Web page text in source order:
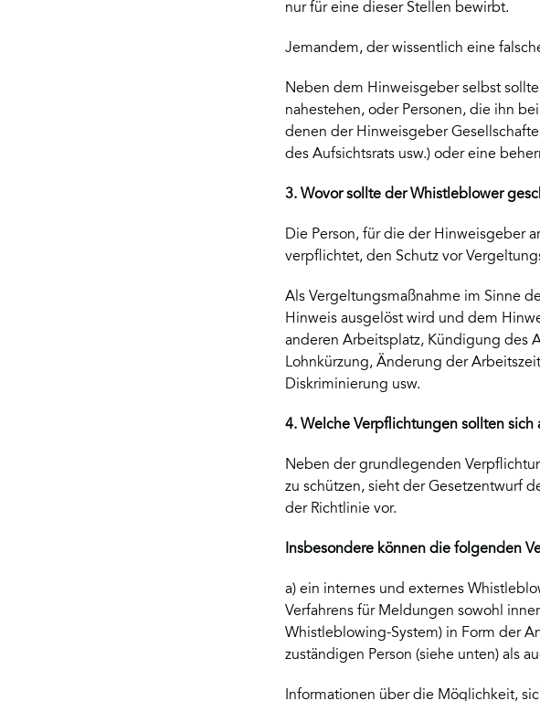
nur für eine dieser Stellen bewirbt.
Jemandem, der wissentlich eine
Neben dem Hinweisgeber selbst
nahestehen, oder Personen, die ihn
denen der Hinweisgeber
des Aufsichtsrats usw.) oder eine
3. Wovor sollte der Whistleblower
Die Person, für die der Hinweisgeber
verpflichtet, den Schutz vor
Als Vergeltungsmaßnahme im Sinne
Hinweis ausgelöst wird und dem
anderen Arbeitsplatz, Kündigung des
Lohnkürzung, Änderung der
Diskriminierung usw.
4. Welche Verpflichtungen sollten sich
Neben der grundlegenden
zu schützen, sieht der Gesetzentwurf
der Richtlinie vor.
Insbesondere können die folgenden
a) ein internes und externes
Verfahrens für Meldungen sowohl
Whistleblowing-System) in Form der
zuständigen Person (siehe unten) als
Informationen über die Möglichkeit,